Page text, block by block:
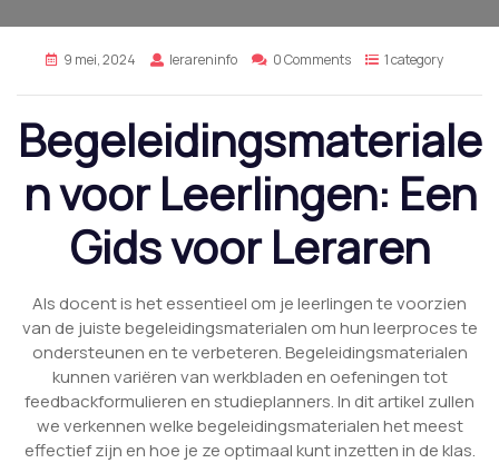
9 mei, 2024 lerareninfo 0 Comments 1 category
Begeleidingsmateriale
n voor Leerlingen: Een
Gids voor Leraren
Als docent is het essentieel om je leerlingen te voorzien
van de juiste begeleidingsmaterialen om hun leerproces te
ondersteunen en te verbeteren. Begeleidingsmaterialen
kunnen variëren van werkbladen en oefeningen tot
feedbackformulieren en studieplanners. In dit artikel zullen
we verkennen welke begeleidingsmaterialen het meest
effectief zijn en hoe je ze optimaal kunt inzetten in de klas.